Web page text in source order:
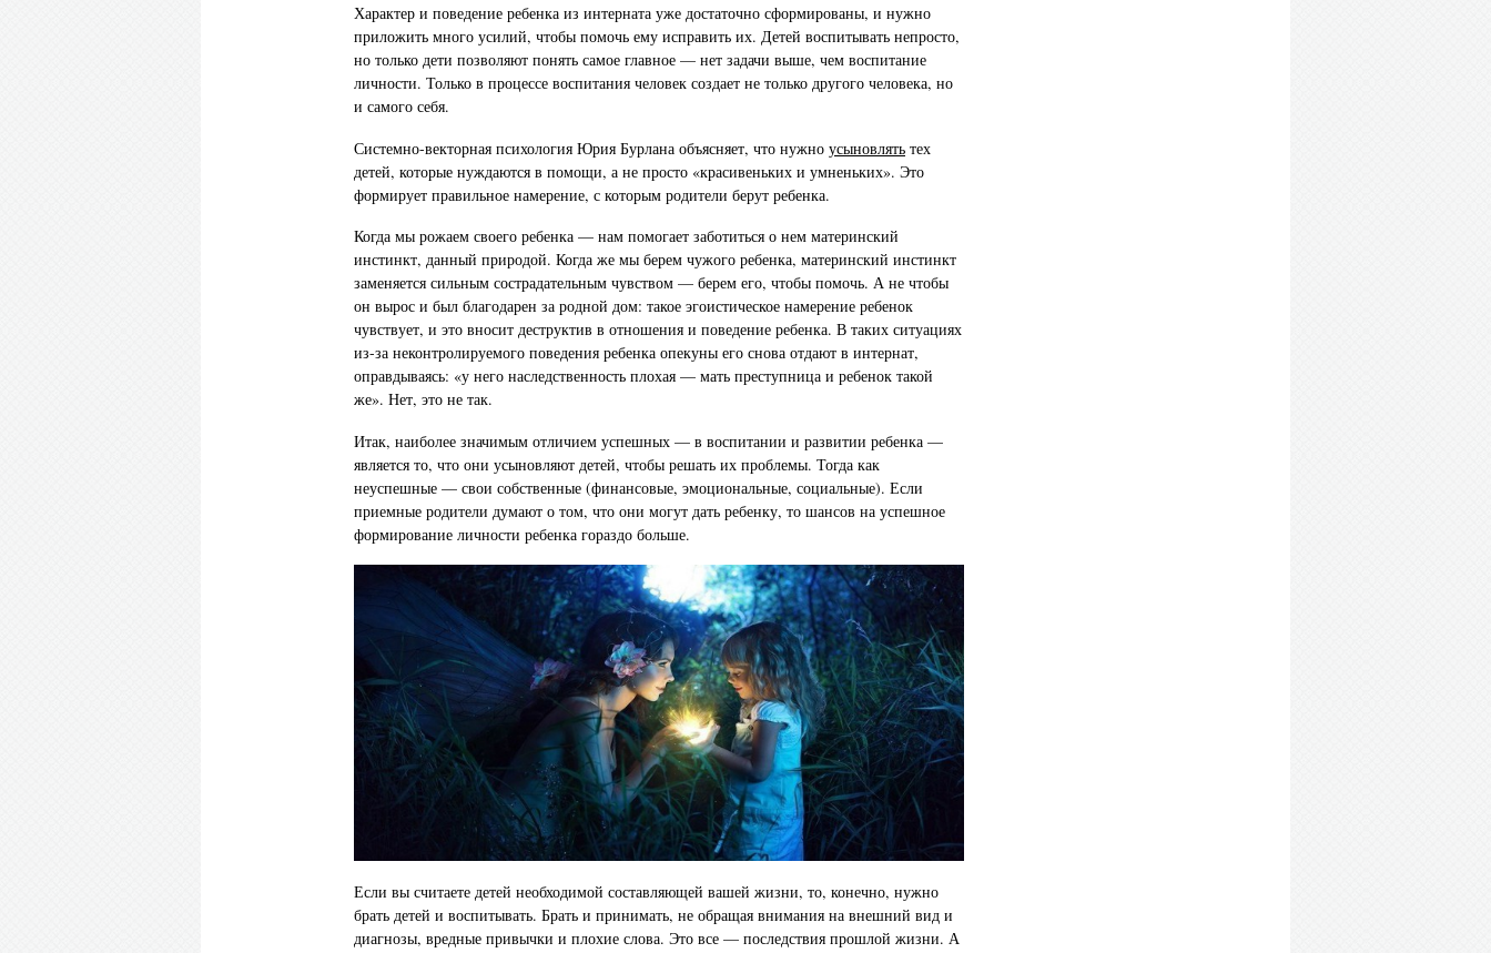
Характер и поведение ребенка из интерната уже достаточно сформированы, и нужно
приложить много усилий, чтобы помочь ему исправить их. Детей воспитывать непросто,
но только дети позволяют понять самое главное — нет задачи выше, чем воспитание
личности. Только в процессе воспитания человек создает не только другого человека, но
и самого себя.
Системно-векторная психология Юрия Бурлана объясняет, что нужно усыновлять тех
детей, которые нуждаются в помощи, а не просто «красивеньких и умненьких». Это
формирует правильное намерение, с которым родители берут ребенка.
Когда мы рожаем своего ребенка — нам помогает заботиться о нем материнский
инстинкт, данный природой. Когда же мы берем чужого ребенка, материнский инстинкт
заменяется сильным сострадательным чувством — берем его, чтобы помочь. А не чтобы
он вырос и был благодарен за родной дом: такое эгоистическое намерение ребенок
чувствует, и это вносит деструктив в отношения и поведение ребенка. В таких ситуациях
из-за неконтролируемого поведения ребенка опекуны его снова отдают в интернат,
оправдываясь: «у него наследственность плохая — мать преступница и ребенок такой
же». Нет, это не так.
Итак, наиболее значимым отличием успешных — в воспитании и развитии ребенка —
является то, что они усыновляют детей, чтобы решать их проблемы. Тогда как
неуспешные — свои собственные (финансовые, эмоциональные, социальные). Если
приемные родители думают о том, что они могут дать ребенку, то шансов на успешное
формирование личности ребенка гораздо больше.
Если вы считаете детей необходимой составляющей вашей жизни, то, конечно, нужно
брать детей и воспитывать. Брать и принимать, не обращая внимания на внешний вид и
диагнозы, вредные привычки и плохие слова. Это все — последствия прошлой жизни. А